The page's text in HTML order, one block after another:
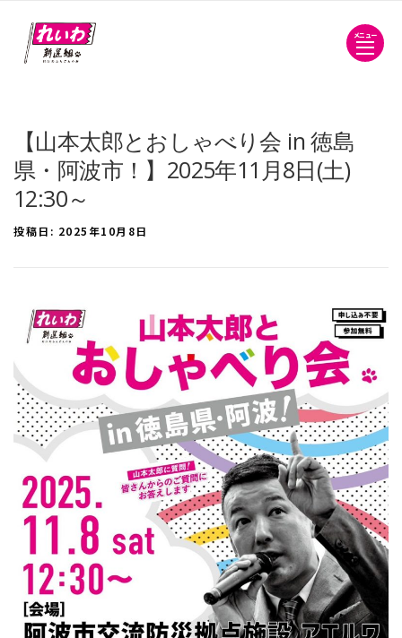
メニュー
【山本太郎とおしゃべり会 in 徳島
県・阿波市！】2025年11月8日(土)
12:30～
投稿日: 2025年10月8日